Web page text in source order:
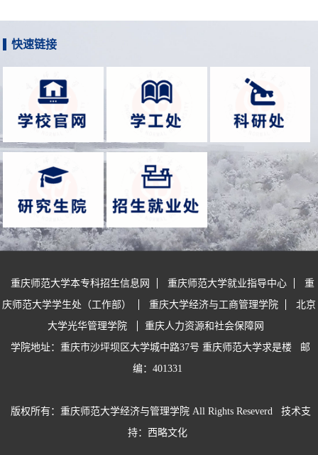
快速链接
重庆师范大学本专科招生信息网 重庆师范大学就业指导中心
重
庆师范大学学生处（工作部）
重庆大学经济与工商管理学院
北京
大学光华管理学院
重庆人力资源和社会保障网
学院地址：重庆市沙坪坝区大学城中路37号 重庆师范大学求是楼
邮
编：401331
版权所有：重庆师范大学经济与管理学院 All Rights Reseverd
技术支
持：西略文化